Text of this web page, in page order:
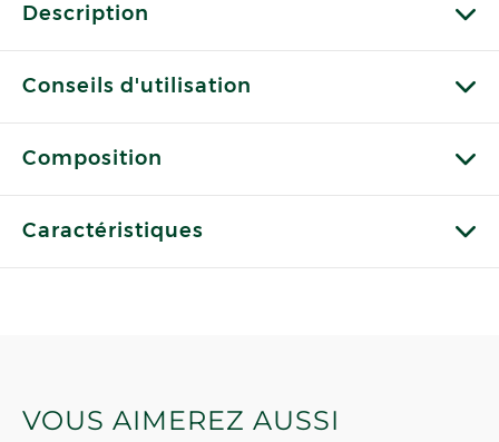
Description
Conseils d'utilisation
Composition
Caractéristiques
VOUS AIMEREZ AUSSI